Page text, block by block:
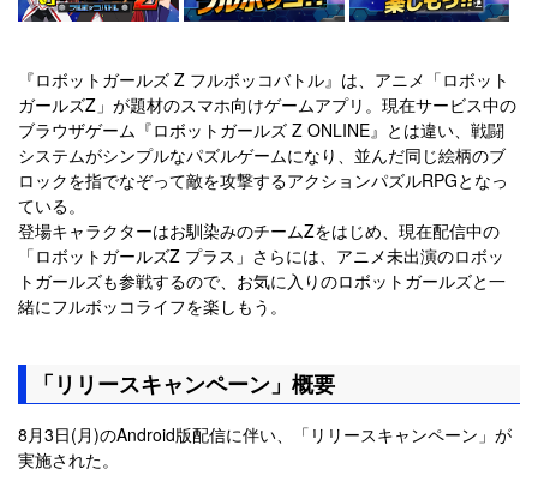
『ロボットガールズ Z フルボッコバトル』は、アニメ「ロボット
ガールズZ」が題材のスマホ向けゲームアプリ。現在サービス中の
ブラウザゲーム『ロボットガールズ Z ONLINE』とは違い、戦闘
システムがシンプルなパズルゲームになり、並んだ同じ絵柄のブ
ロックを指でなぞって敵を攻撃するアクションパズルRPGとなっ
ている。
登場キャラクターはお馴染みのチームZをはじめ、現在配信中の
「ロボットガールズZ プラス」さらには、アニメ未出演のロボッ
トガールズも参戦するので、お気に入りのロボットガールズと一
緒にフルボッコライフを楽しもう。
「リリースキャンペーン」概要
8月3日(月)のAndroid版配信に伴い、「リリースキャンペーン」が
実施された。